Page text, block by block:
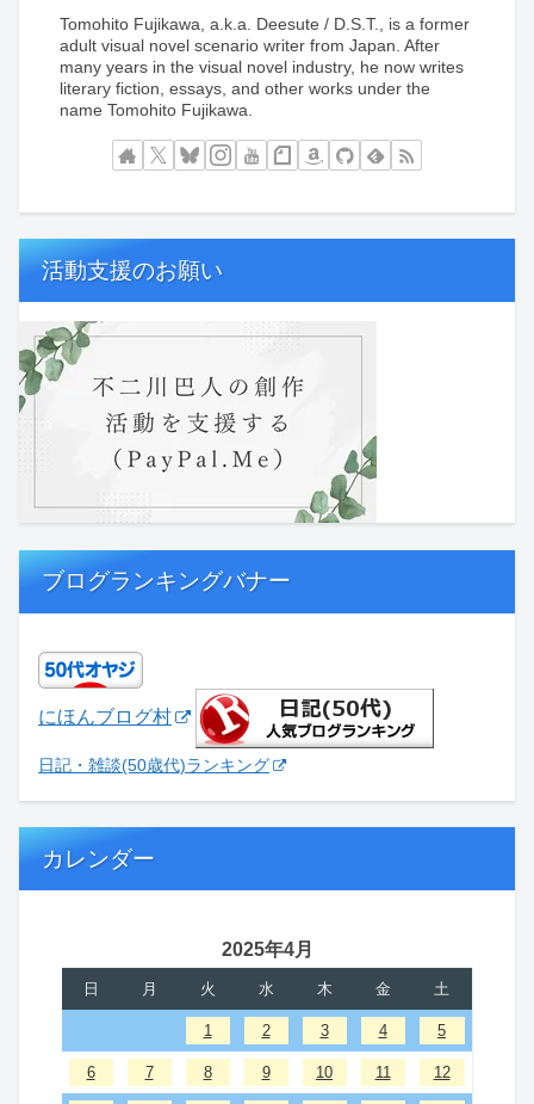
Tomohito Fujikawa, a.k.a. Deesute / D.S.T., is a former
adult visual novel scenario writer from Japan. After
many years in the visual novel industry, he now writes
literary fiction, essays, and other works under the
name Tomohito Fujikawa.
活動支援のお願い
ブログランキングバナー
にほんブログ村
日記・雑談(50歳代)ランキング
カレンダー
2025年4月
日 月 火 水 木 金 土
1 2 3 4 5
6 7 8 9 10 11 12